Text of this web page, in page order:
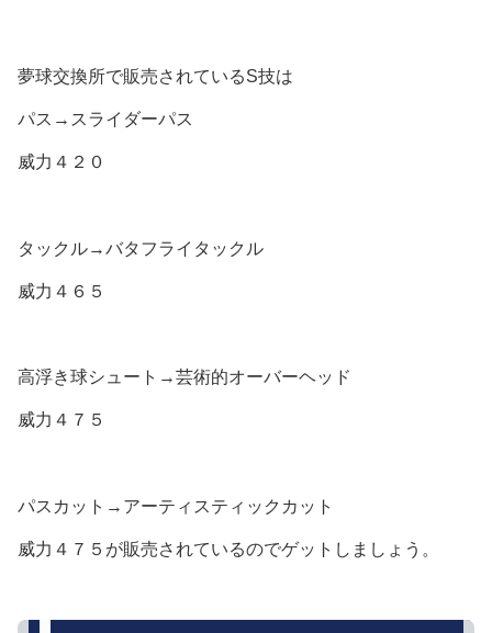
夢球交換所で販売されているS技は
パス→スライダーパス
威力４２０
タックル→バタフライタックル
威力４６５
高浮き球シュート→芸術的オーバーヘッド
威力４７５
パスカット→アーティスティックカット
威力４７５が販売されているのでゲットしましょう。